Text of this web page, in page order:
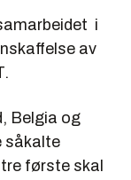
i
av
Belgia og
såkalte
første skal